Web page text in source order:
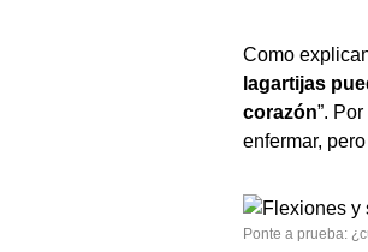
Como
lagartijas
corazón”.
enfermar,
Ponte a prueba: